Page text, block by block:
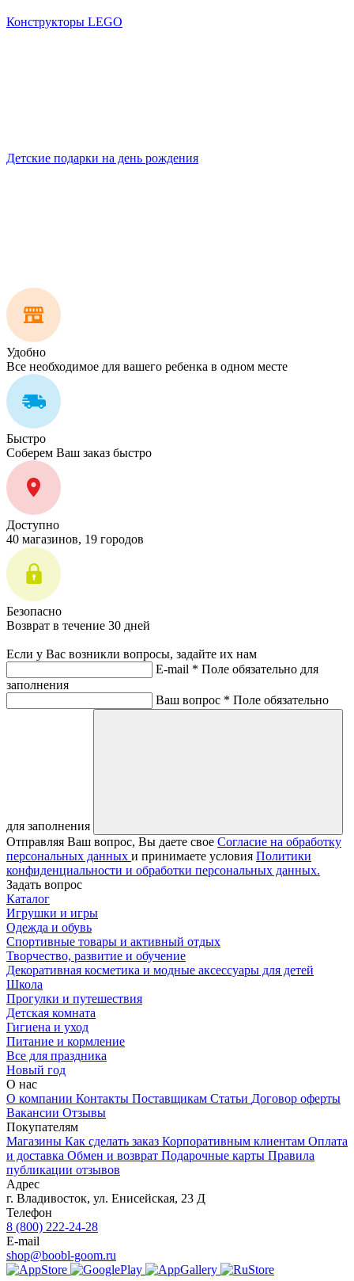
Конструкторы LEGO
Детские подарки на день рождения
Удобно
Все необходимое для вашего ребенка в одном месте
Быстро
Соберем Ваш заказ быстро
Доступно
40 магазинов, 19 городов
Безопасно
Возврат в течение 30 дней
Если у Вас возникли вопросы, задайте их нам
E-mail * Поле обязательно для
заполнения
Ваш вопрос * Поле обязательно
для заполнения
Отправляя Ваш вопрос, Вы даете свое Согласие на обработку
персональных данных и принимаете условия Политики
конфиденциальности и обработки персональных данных.
Задать вопрос
Каталог
Игрушки и игры
Одежда и обувь
Спортивные товары и активный отдых
Творчество, развитие и обучение
Декоративная косметика и модные аксессуары для детей
Школа
Прогулки и путешествия
Детская комната
Гигиена и уход
Питание и кормление
Все для праздника
Новый год
О нас
О компании Контакты Поставщикам Статьи Договор оферты
Вакансии Отзывы
Покупателям
Магазины Как сделать заказ Корпоративным клиентам Оплата
и доставка Обмен и возврат Подарочные карты Правила
публикации отзывов
Адрес
г. Владивосток, ул. Енисейская, 23 Д
Телефон
8 (800) 222-24-28
E-mail
shop@boobl-goom.ru